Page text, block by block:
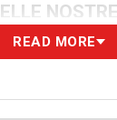
READ MORE